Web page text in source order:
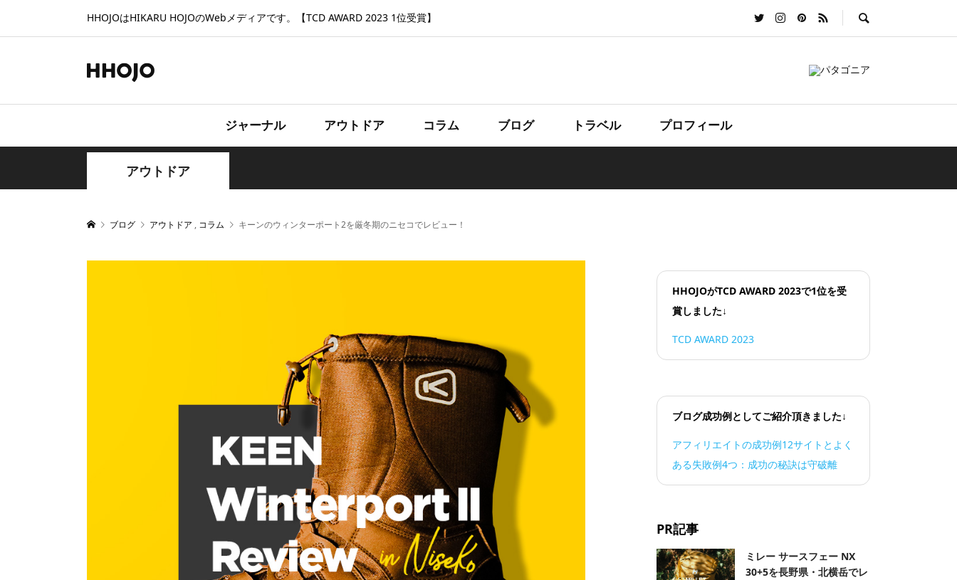
HHOJOはHIKARU HOJOのWebメディアです。【TCD AWARD 2023 1位受賞】
ジャーナル アウトドア コラム ブログ トラベル プロフィール
アウトドア
ブログ アウトドア , コラム キーンのウィンターポート2を厳冬期のニセコでレビュー！
HHOJOがTCD AWARD 2023で1位を受
賞しました↓
TCD AWARD 2023
ブログ成功例としてご紹介頂きました↓
アフィリエイトの成功例12サイトとよく
ある失敗例4つ：成功の秘訣は守破離
PR記事
ミレー サースフェー NX
30+5を長野県・北横岳でレ